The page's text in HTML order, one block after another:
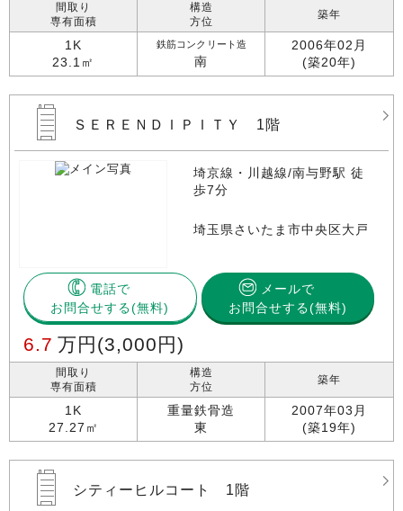
間取り
専有面積
1K
23.1㎡
構造
方位
鉄筋コンクリート造
南
築年
2006年02月
(築20年)
ＳＥＲＥＮＤＩＰＩＴＹ 1階
埼京線・川越線/南与野駅 徒
歩7分
埼玉県さいたま市中央区大戸
電話で
お問合せする
メールで
お問合せする(無料)
6.7 万円 (3,000円)
間取り
専有面積
1K
27.27㎡
構造
方位
重量鉄骨造
東
築年
2007年03月
(築19年)
シティーヒルコート 1階